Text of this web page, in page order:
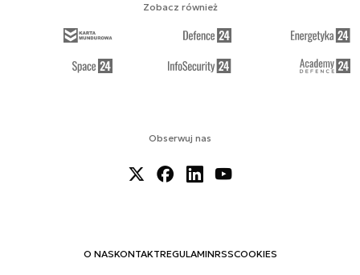
Obserwuj nas
O NASKONTAKTREGULAMINRSSCOOKIES
Zobacz również